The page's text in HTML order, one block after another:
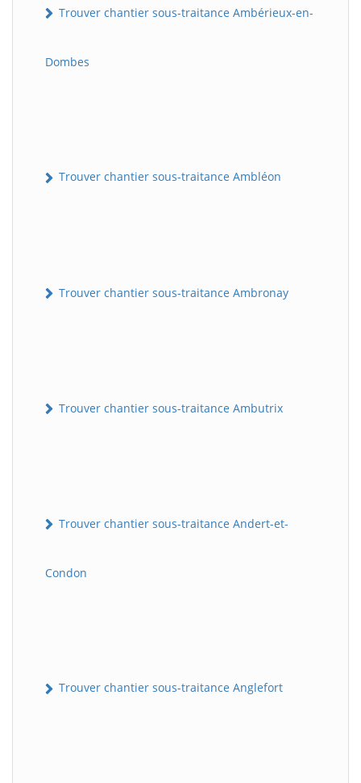
Trouver chantier sous-traitance Ambérieux-en-
Dombes
Trouver chantier sous-traitance Ambléon
Trouver chantier sous-traitance Ambronay
Trouver chantier sous-traitance Ambutrix
Trouver chantier sous-traitance Andert-et-
Condon
Trouver chantier sous-traitance Anglefort